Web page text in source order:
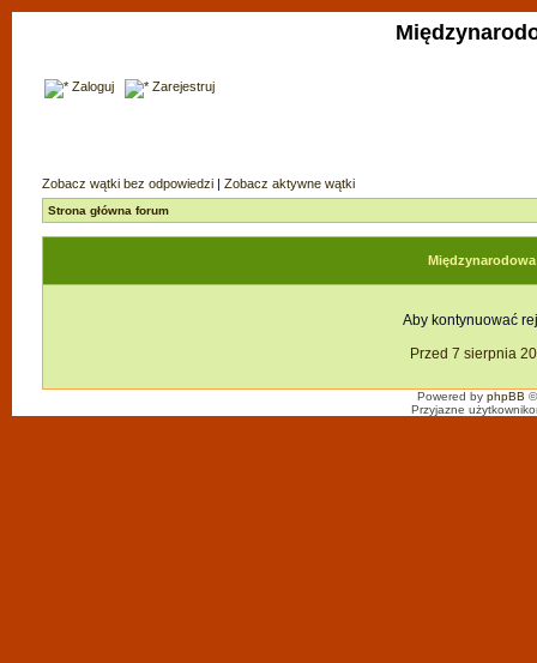
Zaloguj Zarejestruj
Zobacz wątki bez odpowiedzi | Zobacz aktywne wątki
Strona główna forum
Aby kontynuować
Przed 7 sierpnia
Powered by phpBB
Przyjazne